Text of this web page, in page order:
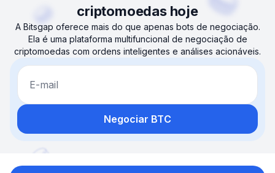
criptomoedas hoje
A Bitsgap oferece mais do que apenas bots de negociação.
Ela é uma plataforma multifuncional de negociação de
criptomoedas com ordens inteligentes e análises acionáveis.
E-mail
Negociar BTC